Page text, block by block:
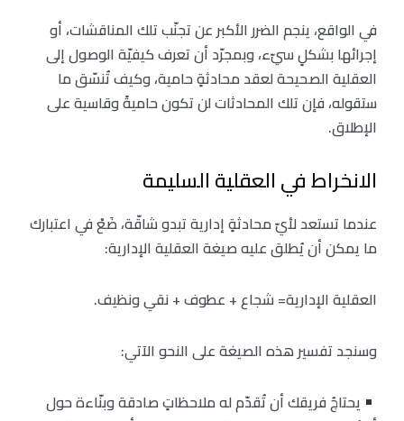
في الواقع، ينجم الضرر الأكبر عن تجنّب تلك المناقشات، أو
إجرائها بشكلٍ سيّء، وبمجرّد أن تعرف كيفيّة الوصول إلى
العقلية الصحيحة لعقد محادثةٍ حامية، وكيف تُنسّق ما
ستقوله، فإن تلك المحادثات لن تكون حاميةً وقاسية على
الإطلاق.
الانخراط في العقلية السليمة
عندما تستعد لأيّ محادثةٍ إدارية تبدو شاقّة، ضَعْ في اعتبارك
ما يمكن أن يُطلق عليه صيغة العقلية الإدارية:
العقلية الإدارية= شجاع + عطوف + نقي ونظيف.
وسنجد تفسير هذه الصيغة على النحو الآتي:
يحتاجُ فريقك أن تُقدّم له ملاحظاتٍ صادقة وبنّاءة حول